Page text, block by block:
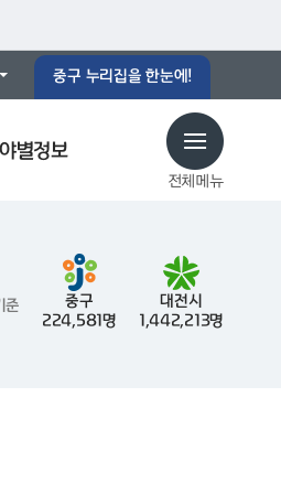
중구 누리집을 한눈에!
전체메뉴
별정보
준
중구
224,581명
대전시
1,442,213명
폐기물 주차 중구통